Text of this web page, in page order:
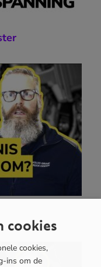
cookies
cookies,
ins om de